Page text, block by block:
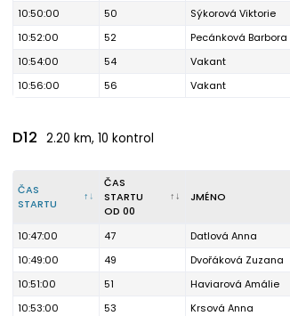
10:50:00
50 Sýkorová Viktorie
10:52:00
52 Pecánková Barbora
10:54:00
54 Vakant
10:56:00
56 Vakant
D12 2.20 km, 10 kontrol
ČAS
STARTU
ČAS
STARTU
OD 00
JMÉNO
10:47:00 47 Datlová Anna
10:49:00
49 Dvořáková Zuzana
10:51:00
51 Haviarová Amálie
10:53:00
53 Krsová Anna